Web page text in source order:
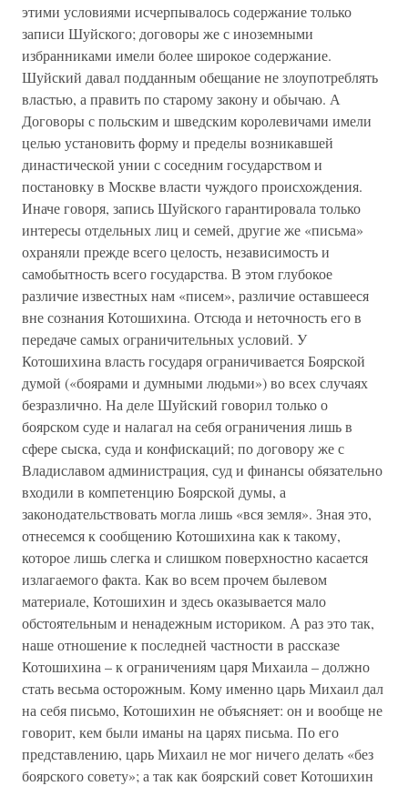
этими условиями исчерпывалось содержание только
записи Шуйского; договоры же с иноземными
избранниками имели более широкое содержание.
Шуйский давал подданным обещание не злоупотреблять
властью, а править по старому закону и обычаю. А
Договоры с польским и шведским королевичами имели
целью установить форму и пределы возникавшей
династической унии с соседним государством и
постановку в Москве власти чуждого происхождения.
Иначе говоря, запись Шуйского гарантировала только
интересы отдельных лиц и семей, другие же «письма»
охраняли прежде всего целость, независимость и
самобытность всего государства. В этом глубокое
различие известных нам «писем», различие оставшееся
вне сознания Котошихина. Отсюда и неточность его в
передаче самых ограничительных условий. У
Котошихина власть государя ограничивается Боярской
думой («боярами и думными людьми») во всех случаях
безразлично. На деле Шуйский говорил только о
боярском суде и налагал на себя ограничения лишь в
сфере сыска, суда и конфискаций; по договору же с
Владиславом администрация, суд и финансы обязательно
входили в компетенцию Боярской думы, а
законодательствовать могла лишь «вся земля». Зная это,
отнесемся к сообщению Котошихина как к такому,
которое лишь слегка и слишком поверхностно касается
излагаемого факта. Как во всем прочем былевом
материале, Котошихин и здесь оказывается мало
обстоятельным и ненадежным историком. А раз это так,
наше отношение к последней частности в рассказе
Котошихина – к ограничениям царя Михаила – должно
стать весьма осторожным. Кому именно царь Михаил дал
на себя письмо, Котошихин не объясняет: он и вообще не
говорит, кем были иманы на царях письма. По его
представлению, царь Михаил не мог ничего делать «без
боярского совету»; а так как боярский совет Котошихин